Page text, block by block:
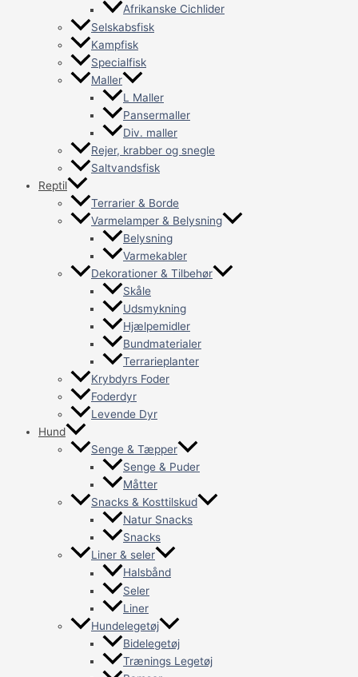
Afrikanske Cichlider
Selskabsfisk
Kampfisk
Specialfisk
Maller
L Maller
Pansermaller
Div. maller
Rejer, krabber og snegle
Saltvandsfisk
Reptil
Terrarier & Borde
Varmelamper & Belysning
Belysning
Varmekabler
Dekorationer & Tilbehør
Skåle
Udsmykning
Hjælpemidler
Bundmaterialer
Terrarieplanter
Krybdyrs Foder
Foderdyr
Levende Dyr
Hund
Senge & Tæpper
Senge & Puder
Måtter
Snacks & Kosttilskud
Natur Snacks
Snacks
Liner & seler
Halsbånd
Seler
Liner
Hundelegetøj
Bidelegetøj
Trænings Legetøj